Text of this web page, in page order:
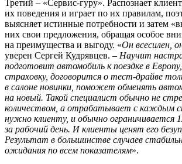
Третий – «Сервис-гуру». Распознает
их поведения и играет по их правилам,
выясняет истинные потребности и затем
них свои предложения, обращая особое
на преимущества и выгоду. «Он всесилен,
уверен Сергей Кудрявцев. – Научит
подготовит автомобиль к поездке в
страховку, договорится о тест-драйве
в салоне новинки, поможет обменять
на новый. Такой специалист обычно не
количеством, а отрабатывает с каждым
нужно клиенту, и обычно ограничивается
за рабочий день. И клиенты ценят его
Результат в большинстве случаев
ожидания по всем показателям».